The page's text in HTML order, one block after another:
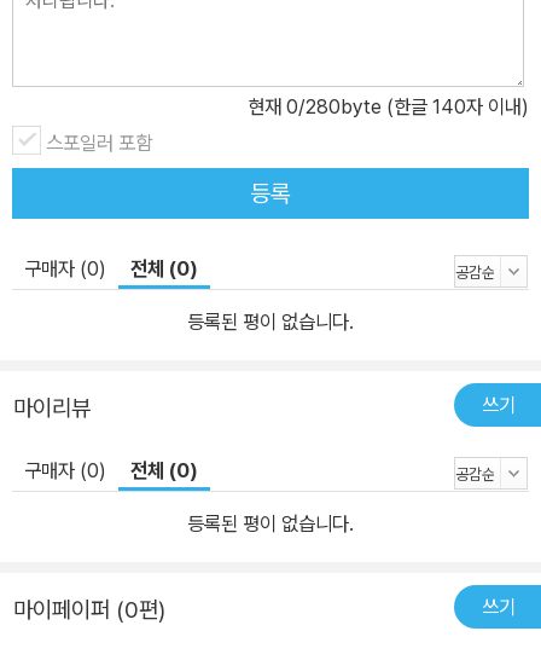
현재 0/280byte (한글 140자 이내)
스포일러 포함
등록
구매자 (0) 전체 (0)
등록된 평이 없습니다.
마이리뷰 쓰기
구매자 (0) 전체 (0)
등록된 평이 없습니다.
마이페이퍼 (0편) 쓰기